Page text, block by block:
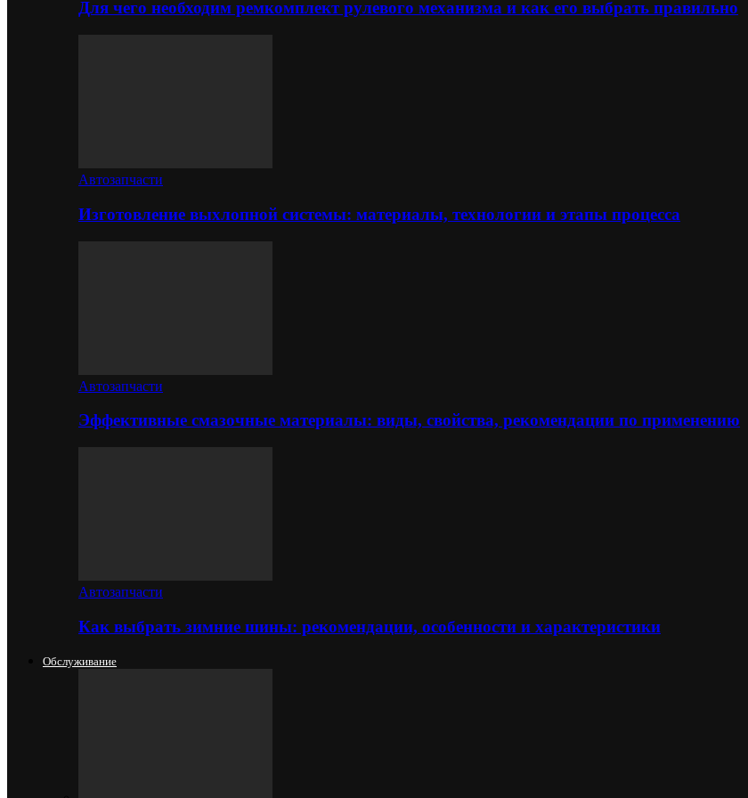
Для чего необходим ремкомплект рулевого механизма и как его выбрать правильно
Автозапчасти
Изготовление выхлопной системы: материалы, технологии и этапы процесса
Автозапчасти
Эффективные смазочные материалы: виды, свойства, рекомендации по применению
Автозапчасти
Как выбрать зимние шины: рекомендации, особенности и характеристики
Обслуживание